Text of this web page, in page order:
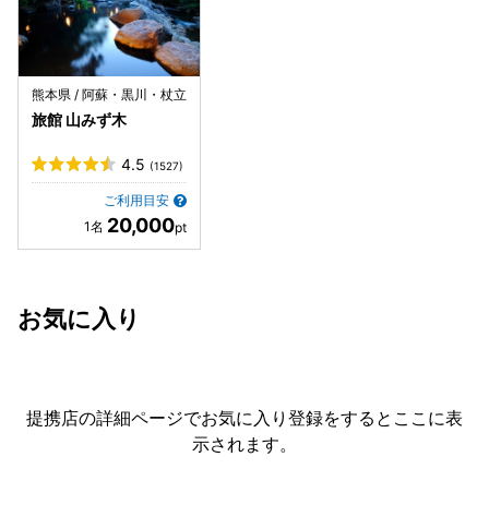
熊本県 / 阿蘇・黒川・杖立
旅館 山みず木
4.5 (1527)
ご利用目安
20,000
お気に入り
提携店の詳細ページでお気に入り登録をすると ここに表
示されます。